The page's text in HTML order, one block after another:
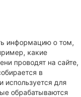
информацию о том,
какие
проводят на сайте,
в
используется для
обрабатываются